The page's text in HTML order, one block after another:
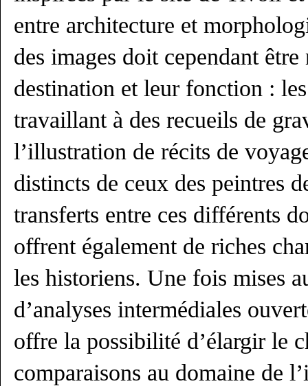
entre architecture et
des images doit cependant
destination et leur fonction :
travaillant à des recueils de
l’illustration de récits de
distincts de ceux des peintres
transferts entre ces différents
offrent également de riches
les historiens. Une fois mises
d’analyses intermédiales
offre la possibilité d’élargir le
comparaisons au domaine de